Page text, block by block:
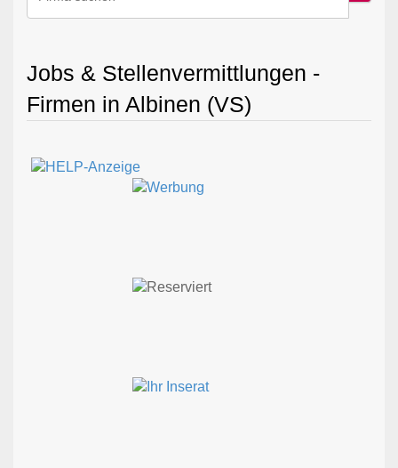
Jobs & Stellenvermittlungen -
Firmen in Albinen (VS)